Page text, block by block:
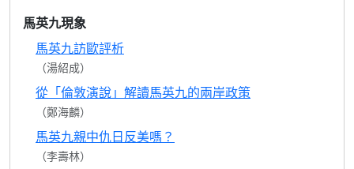
馬英九現象
馬英九訪歐評析
（湯紹成）
從「倫敦演說」解讀馬英九的兩岸政策
（鄭海麟）
馬英九親中仇日反美嗎？
（李壽林）